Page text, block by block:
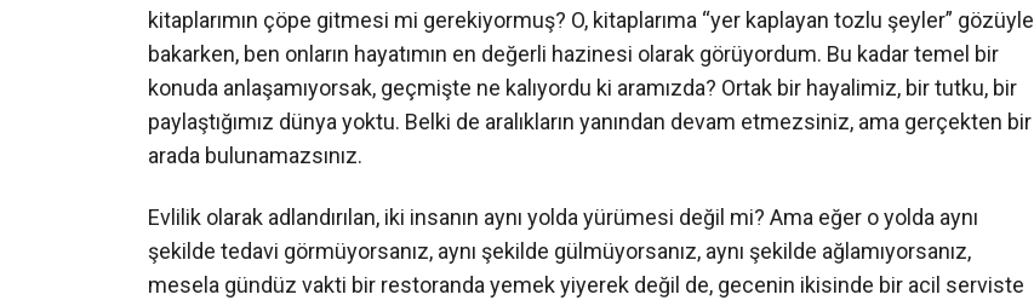
kitaplarımın çöpe gitmesi mi gerekiyormuş? O, kitaplarıma “yer kaplayan tozlu şeyler” gözüyle
bakarken, ben onların hayatımın en değerli hazinesi olarak görüyordum. Bu kadar temel bir
konuda anlaşamıyorsak, geçmişte ne kalıyordu ki aramızda? Ortak bir hayalimiz, bir tutku, bir
paylaştığımız dünya yoktu. Belki de aralıkların yanından devam etmezsiniz, ama gerçekten bir
arada bulunamazsınız.
Evlilik olarak adlandırılan, iki insanın aynı yolda yürümesi değil mi? Ama eğer o yolda aynı
şekilde tedavi görmüyorsanız, aynı şekilde gülmüyorsanız, aynı şekilde ağlamıyorsanız,
mesela gündüz vakti bir restoranda yemek yiyerek değil de, gecenin ikisinde bir acil serviste